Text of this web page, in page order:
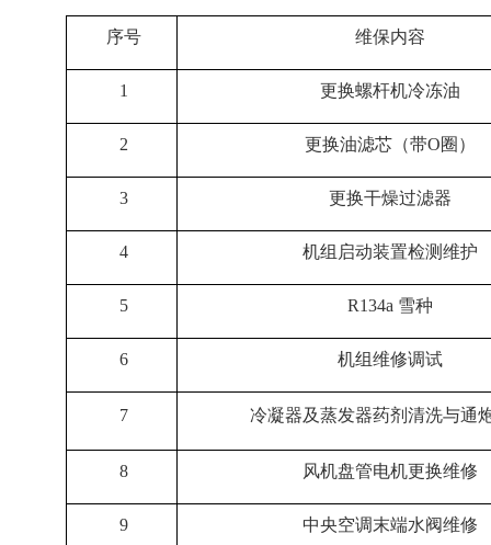
序号 维保内容
1 更换螺杆机冷冻油
2 更换油滤芯（带O圈）
3 更换干燥过滤器
4 机组启动装置检测维护
5 R134a 雪种
6 机组维修调试
7 冷凝器及蒸发器药剂清洗与通
8 风机盘管电机更换维修
9 中央空调末端水阀维修